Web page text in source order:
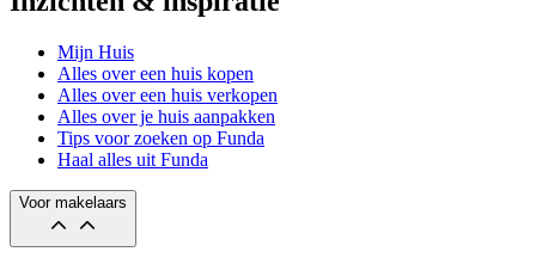
Mijn Huis
Alles over een huis kopen
Alles over een huis verkopen
Alles over je huis aanpakken
Tips voor zoeken op Funda
Haal alles uit Funda
Voor makelaars